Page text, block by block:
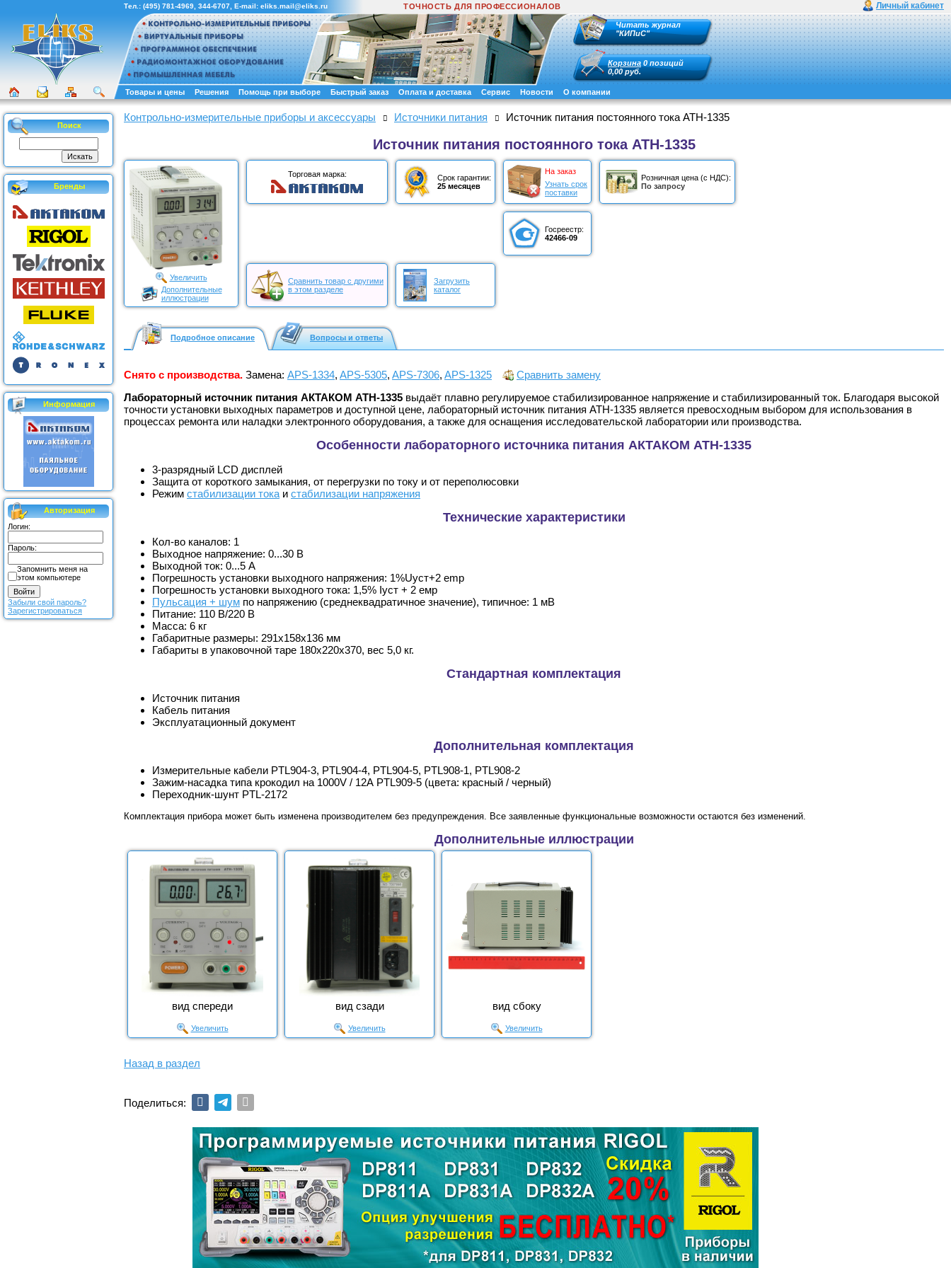
Личный кабинет
Тел.: (495) 781-4969 344-6707 , E-mail: eliks.mail@eliks.ru ТОЧНОСТЬ ДЛЯ ПРОФЕССИОНАЛОВ
Читать журнал
"КИПиС"
Корзина 0 позиций
0,00 руб.
Товары и цены Решения Помощь при выборе Быстрый заказ Оплата и доставка Сервис Новости О компании
Поиск
Бренды
Информация
Авторизация
Логин:
Пароль:
Запомнить меня на
этом компьютере
Забыли свой пароль?
Зарегистрироваться
Контрольно-измерительные приборы и аксессуары Источники питания Источник питания постоянного тока АТН-1335
Источник питания постоянного тока АТН-1335
Увеличить
Дополнительные
иллюстрации
Торговая марка:
Срок гарантии:
25 месяцев
На заказ
Узнать срок
поставки
Розничная цена (с НДС):
По запросу
Госреестр:
42466-09
Сравнить товар с другими
в этом разделе
Загрузить
каталог
Подробное описание Вопросы и ответы
Снято с производства. Замена: APS-1334, APS-5305, APS-7306, APS-1325
Сравнить замену
Лабораторный источник питания АКТАКОМ АТН-1335 выдаёт плавно регулируемое стабилизированное напряжение и стабилизированный ток. Благодаря высокой
точности установки выходных параметров и доступной цене, лабораторный источник питания АТН-1335 является превосходным выбором для использования в
процессах ремонта или наладки электронного оборудования, а также для оснащения исследовательской лаборатории или производства.
Особенности лабораторного источника питания АКТАКОМ АТН-1335
3-разрядный LСD дисплей
Защита от короткого замыкания, от перегрузки по току и от переполюсовки
Режим стабилизации тока и стабилизации напряжения
Технические характеристики
Кол-во каналов: 1
Выходное напряжение: 0...30 В
Выходной ток: 0...5 А
Погрешность установки выходного напряжения: 1%Uуст+2 emp
Погрешность установки выходного тока: 1,5% Iуст + 2 емр
Пульсация + шум по напряжению (среднеквадратичное значение), типичное: 1 мВ
Питание: 110 В/220 В
Масса: 6 кг
Габаритные размеры: 291х158х136 мм
Габариты в упаковочной таре 180х220х370, вес 5,0 кг.
Стандартная комплектация
Источник питания
Кабель питания
Эксплуатационный документ
Дополнительная комплектация
Измерительные кабели PTL904-3, PTL904-4, PTL904-5, PTL908-1, PTL908-2
Зажим-насадка типа крокодил на 1000V / 12А PTL909-5 (цвета: красный / черный)
Переходник-шунт PTL-2172
Комплектация прибора может быть изменена производителем без предупреждения. Все заявленные функциональные возможности остаются без изменений.
Дополнительные иллюстрации
вид спереди
Увеличить
вид сзади
Увеличить
вид сбоку
Увеличить
Назад в раздел
Поделиться: